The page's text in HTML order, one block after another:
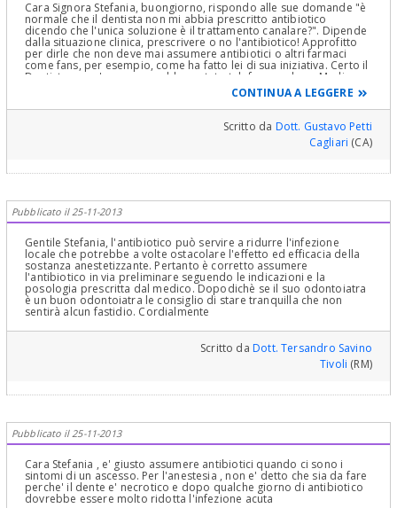
Cara Signora Stefania, buongiorno, rispondo alle sue domande "è
normale che il dentista non mi abbia prescritto antibiotico
dicendo che l'unica soluzione è il trattamento canalare?". Dipende
dalla situazione clinica, prescrivere o no l'antibiotico! Approfitto
per dirle che non deve mai assumere antibiotici o altri farmaci
come fans, per esempio, come ha fatto lei di sua iniziativa. Certo il
Dentista non c'era, ma avrebbe potuto telefonare al suo Medico
Generico di Base per l'eventuale prescrizione! In sua assenza,
avrebbe potuto rivolgersi al Medico del Prontosoccorso! Ma è
fondamentale che sia un Medico od Odontoiatra a fare una
prescrizione che si dice appunto "Medica"! Riguardo a "ed è vero
che in presenza di infezione l'anestesia non fa pienamente effetto
e si sente dolore?" rispondo si e no. Si perché perché l'effetto
perché, in queste situazioni, basta risolvere prima l'infiammazione
e poi procedere all'anestesia, oppure fare una anestesia
regionale, nel senso di tronculare del tronco nervoso che innerva
quella particolare "regione" della bocca, da trattare
terapeuticamente, anzichè la sola anestesia locale! Ma se si deve
intervenire subito d'urgenza, ripeto, basta potenziare l'anestesia
plessica o tronculare con anestesie peripress nello spazio
parodontale e subperiostea ossea e, aperta la camera pulpare,
intrapulpare, che l'effetto diventa pieno in qualsiasi situazione
patologica! Devo dire ancora " Povera Odontoiatria , dove stiamo
andando a finire? Ed insieme con l'Odontoiatria, Voi pazienti siete
quelli che soffrite di più da questo stato di cose!" . Cordialmente
Gustavo Petti, Parodontologia, Implantologia, Gnatologia e
Riabilitazione Orale Completa in Casi Clinici Complessi ed Estetica
Dentale e del Sorriso e Pedodonzia la figlia Claudia Petti, in
CONTINUA A LEGGERE
Scritto da Dott. Gustavo Petti
Cagliari (CA)
Pubblicato il 25-11-2013
Gentile Stefania, l'antibiotico può servire a ridurre l'infezione
locale che potrebbe a volte ostacolare l'effetto ed efficacia della
sostanza anestetizzante. Pertanto è corretto assumere
l'antibiotico in via preliminare seguendo le indicazioni e la
posologia prescritta dal medico. Dopodichè se il suo odontoiatra
è un buon odontoiatra le consiglio di stare tranquilla che non
sentirà alcun fastidio. Cordialmente
Scritto daDott. Tersandro Savino
Tivoli (RM)
Pubblicato il 25-11-2013
Cara Stefania , e' giusto assumere antibiotici quando ci sono i
sintomi di un ascesso. Per l'anestesia , non e' detto che sia da fare
perche' il dente e' necrotico e dopo qualche giorno di antibiotico
dovrebbe essere molto ridotta l'infezione acuta